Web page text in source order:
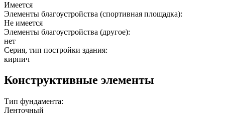
Имеется
Элементы благоустройства (спортивная площадка):
Не имеется
Элементы благоустройства (другое):
нет
Серия, тип постройки здания:
кирпич
Конструктивные элементы
Тип фундамента:
Ленточный